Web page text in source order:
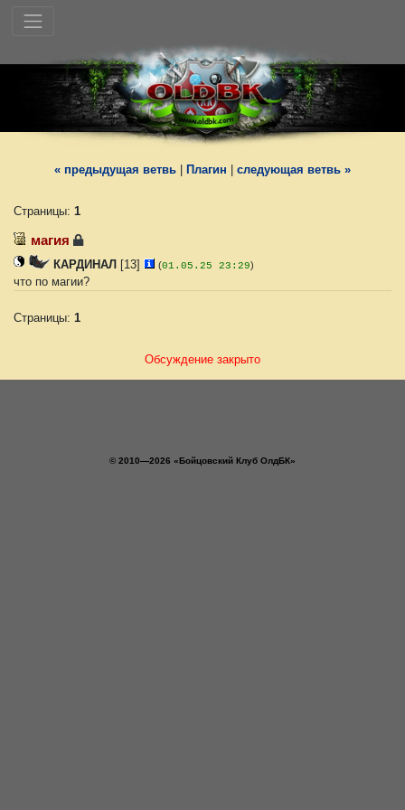
« предыдущая ветвь Плагин следующая ветвь »
Страницы: 1
магия
КАРДИНАЛ [13] (01.05.25 23:29)
что по магии?
Страницы: 1
Обсуждение закрыто
© 2010—2026 «Бойцовский Клуб ОлдБК»